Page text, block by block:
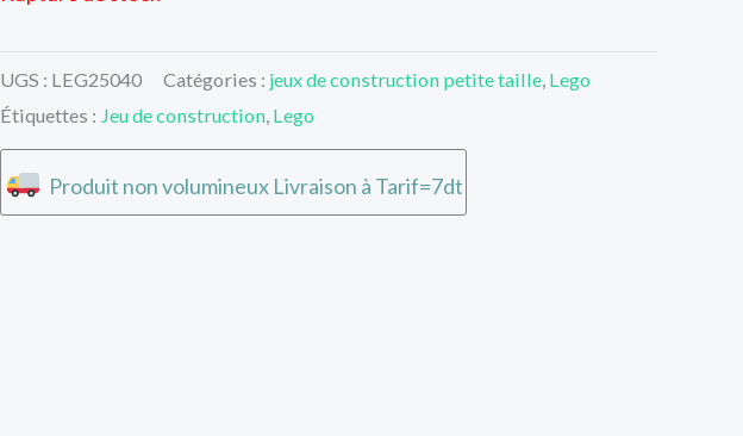
UGS : LEG25040 Catégories : jeux de construction petite taille, Lego
Étiquettes : Jeu de construction, Lego
Produit non volumineux Livraison à Tarif=7dt